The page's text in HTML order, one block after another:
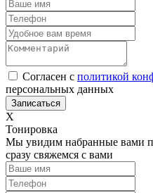
Согласен с политикой
персональных данных
Х
Тонировка
Мы увидим набранные вами
сразу свяжемся с вами